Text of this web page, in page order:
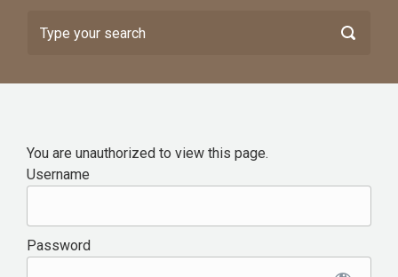
You are unauthorized to view this page.
Username
Password